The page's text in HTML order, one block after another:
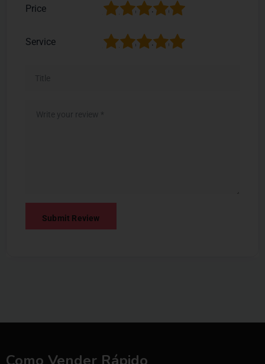
Price 5
4
3
2
Service 5
4
3
2